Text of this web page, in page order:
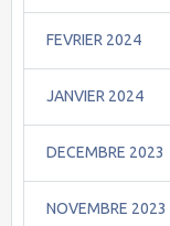
FEVRIER 2024
JANVIER 2024
DECEMBRE 2023
NOVEMBRE 2023